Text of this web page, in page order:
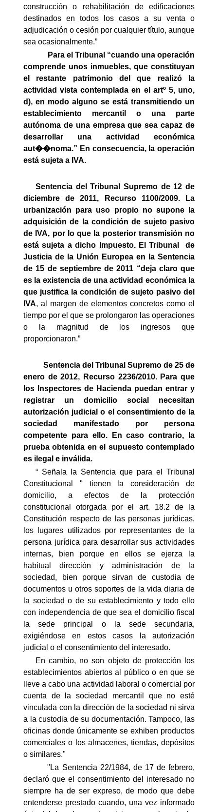
construcción o rehabilitación de edificaciones
destinados en todos los casos a su venta o
adjudicación o cesión por cualquier título, aunque
sea ocasionalmente.”
Para el Tribunal “cuando una operación
comprende unos inmuebles, que constituyan
el restante patrimonio del que realizó la
actividad vista contemplada en el artº 5, uno,
d), en modo alguno se está transmitiendo un
establecimiento mercantil o una parte
autónoma de una empresa que sea capaz de
desarrollar una actividad económica
aut��noma.” En consecuencia, la operación
está sujeta a IVA.
Sentencia del Tribunal Supremo de 12 de
diciembre de 2011, Recurso 1100/2009. La
urbanización para uso propio no supone la
adquisición de la condición de sujeto pasivo
de IVA, por lo que la posterior transmisión no
está sujeta a dicho Impuesto. El Tribunal
de
Justicia de la Unión Europea en la Sentencia
de 15 de septiembre de 2011 “deja claro que
es la existencia de una actividad económica la
que justifica la condición de sujeto pasivo del
IVA, al margen de elementos concretos como el
tiempo por el que se prolongaron las operaciones
o la magnitud de los ingresos que
proporcionaron.”
Sentencia del Tribunal Supremo de 25 de
enero de 2012, Recurso 2236/2010. Para que
los Inspectores de Hacienda puedan entrar y
registrar un domicilio social necesitan
autorización judicial o el consentimiento de la
sociedad manifestado por persona
competente para ello. En caso contrario, la
prueba obtenida en el supuesto contemplado
es ilegal e inválida.
“ Señala la Sentencia que para el Tribunal
Constitucional " tienen la consideración de
domicilio, a efectos de la protección
constitucional otorgada por el art. 18.2 de la
Constitución respecto de las personas jurídicas,
los lugares utilizados por representantes de la
persona jurídica para desarrollar sus actividades
internas, bien porque en ellos se ejerza la
habitual dirección y administración de la
sociedad, bien porque sirvan de custodia de
documentos u otros soportes de la vida diaria de
la sociedad o de su establecimiento y todo ello
con independencia de que sea el domicilio fiscal
la sede principal o la sede secundaria,
exigiéndose en estos casos la autorización
judicial o el consentimiento del interesado.
En cambio, no son objeto de protección los
establecimientos abiertos al público o en que se
lleve a cabo una actividad laboral o comercial por
cuenta de la sociedad mercantil que no esté
vinculada con la dirección de la sociedad ni sirva
a la custodia de su documentación. Tampoco, las
oficinas donde únicamente se exhiben productos
comerciales o los almacenes, tiendas, depósitos
o similares."
"La Sentencia 22/1984, de 17 de febrero,
declaró que el consentimiento del interesado no
siempre ha de ser expreso, de modo que debe
entenderse prestado cuando, una vez informado